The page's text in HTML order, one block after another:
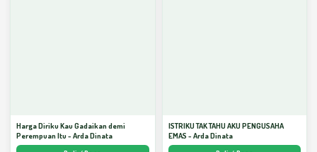
Harga Diriku Kau Gadaikan demi
Perempuan Itu - Arda Dinata
ISTRIKU TAK TAHU AKU PENGUSAHA
EMAS - Arda Dinata